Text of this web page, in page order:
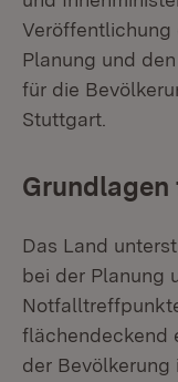
Veröffentlichung
Planung und
für die
Stuttgart.
Das Land
bei der Planung
flächendeckend
der Bevölkerung